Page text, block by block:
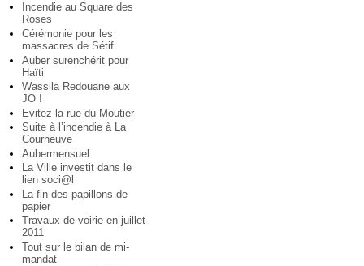
Incendie au Square des
Roses
Cérémonie pour les
massacres de Sétif
Auber surenchérit pour
Haïti
Wassila Redouane aux
JO !
Evitez la rue du Moutier
Suite à l’incendie à La
Courneuve
Aubermensuel
La Ville investit dans le
lien soci@l
La fin des papillons de
papier
Travaux de voirie en juillet
2011
Tout sur le bilan de mi-
mandat